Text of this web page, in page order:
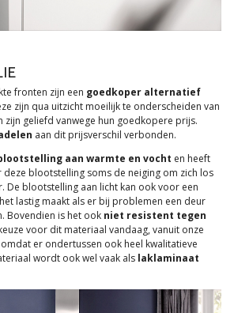
fronten zijn een goedkoper alternatief
zijn qua uitzicht moeilijk te onderscheiden van
zijn geliefd vanwege hun goedkopere prijs.
aan dit prijsverschil verbonden.
aan warmte en vocht en heeft
blootstelling soms de neiging om zich los
De blootstelling aan licht kan ook voor een
lastig maakt als er bij problemen een deur
Bovendien is het ook niet resistent tegen
voor dit materiaal vandaag, vanuit onze
er ondertussen ook heel kwalitatieve
wordt ook wel vaak als laklaminaat